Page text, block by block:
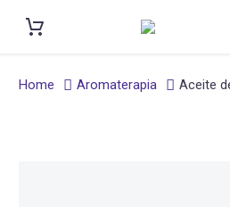
Home Aromaterapia Aceite